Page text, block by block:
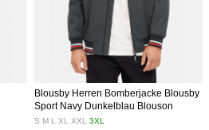
Blousby Herren Bomberjacke Blousby
Sport Navy Dunkelblau Blouson
S M L XL XXL 3XL